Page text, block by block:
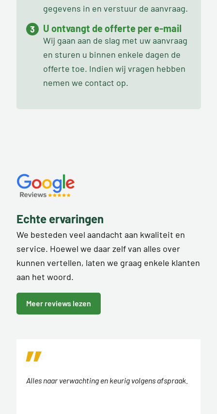
gegevens in en verstuur de aanvraag.
U ontvangt de offerte per e-mail
Wij gaan aan de slag met uw aanvraag
en sturen u binnen enkele dagen de
offerte toe. Indien wij vragen hebben
nemen we contact op.
Echte ervaringen
We besteden veel aandacht aan kwaliteit en
service. Hoewel we daar zelf van alles over
kunnen vertellen, laten we graag enkele klanten
aan het woord.
Meer reviews lezen
Alles naar verwachting en keurig volgens afspraak.